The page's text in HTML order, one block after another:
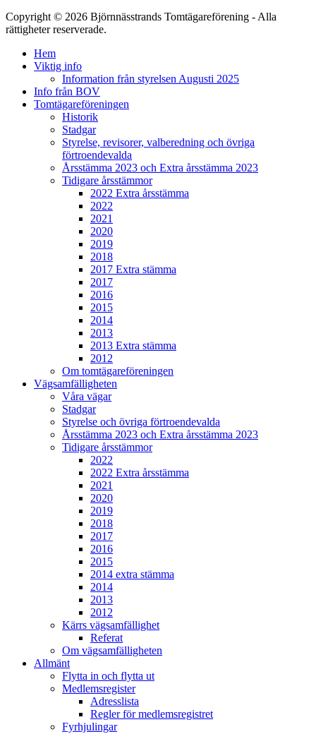
Copyright © 2026 Björnnässtrands Tomtägareförening - Alla
rättigheter reserverade.
Hem
Viktig info
Information från styrelsen Augusti 2025
Info från BOV
Tomtägareföreningen
Historik
Stadgar
Styrelse, revisorer, valberedning och övriga
förtroendevalda
Årsstämma 2023 och Extra årsstämma 2023
Tidigare årsstämmor
2022 Extra årsstämma
2022
2021
2020
2019
2018
2017 Extra stämma
2017
2016
2015
2014
2013
2013 Extra stämma
2012
Om tomtägareföreningen
Vägsamfälligheten
Våra vägar
Stadgar
Styrelse och övriga förtroendevalda
Årsstämma 2023 och Extra årsstämma 2023
Tidigare årsstämmor
2022
2022 Extra årsstämma
2021
2020
2019
2018
2017
2016
2015
2014 extra stämma
2014
2013
2012
Kärrs vägsamfällighet
Referat
Om vägsamfälligheten
Allmänt
Flytta in och flytta ut
Medlemsregister
Adresslista
Regler för medlemsregistret
Fyrhjulingar